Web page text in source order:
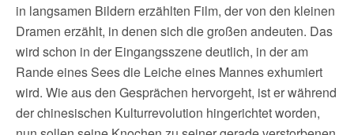
in langsamen Bildern erzählten Film, der von den kleinen
Dramen erzählt, in denen sich die großen andeuten. Das
wird schon in der Eingangsszene deutlich, in der am
Rande eines Sees die Leiche eines Mannes exhumiert
wird. Wie aus den Gesprächen hervorgeht, ist er während
der chinesischen Kulturrevolution hingerichtet worden,